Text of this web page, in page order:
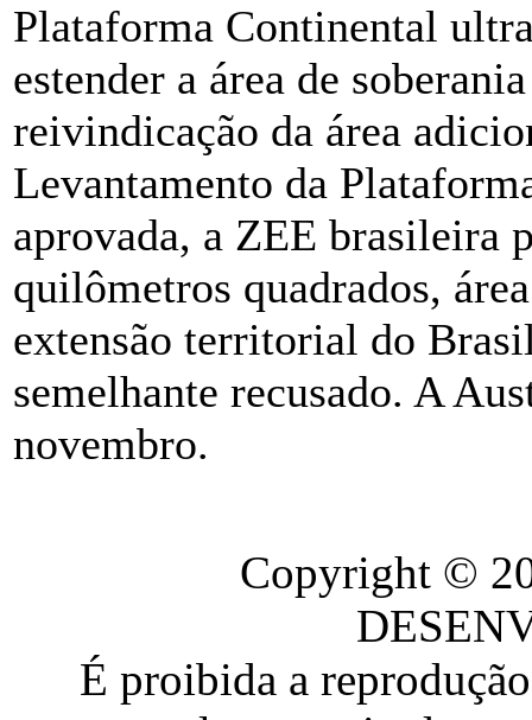
Plataforma Continental
estender a área de
reivindicação da área
Levantamento da
aprovada, a ZEE brasileira
quilômetros quadrados,
extensão territorial do
semelhante recusado. A
novembro.
Copyright ©
É proibida a